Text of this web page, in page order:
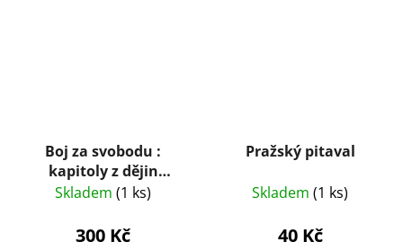
Boj za svobodu :
kapitoly z dějin
černošského lidu
Skladem (1 ks)
300 Kč
Pražský pitaval
Skladem (1 ks)
40 Kč